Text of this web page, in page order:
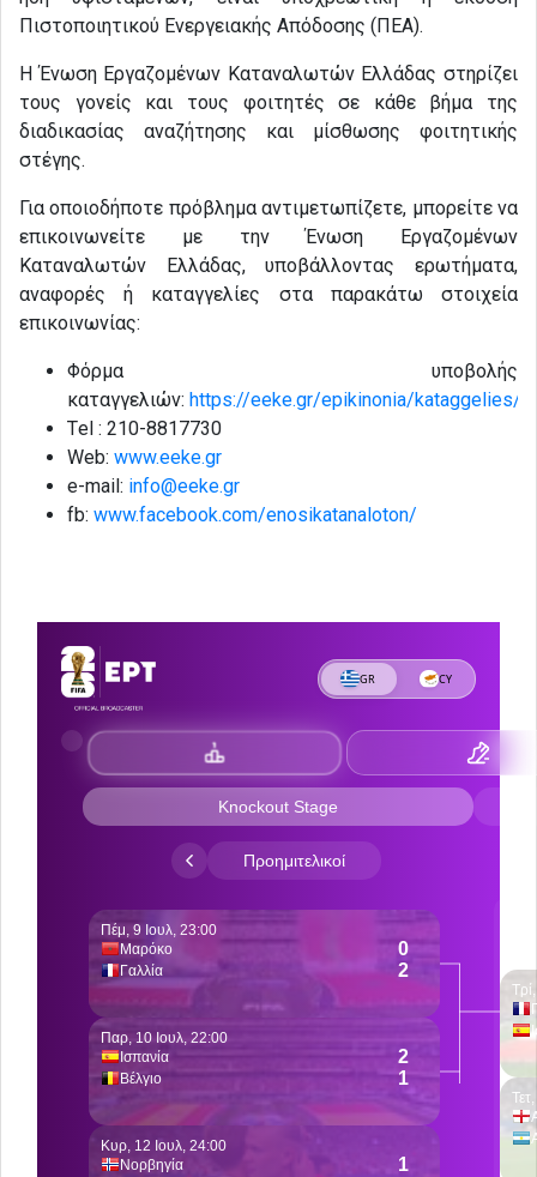
Πιστοποιητικού Ενεργειακής Απόδοσης (ΠΕΑ).
Η Ένωση Εργαζομένων Καταναλωτών Ελλάδας στηρίζει
τους γονείς και τους φοιτητές σε κάθε βήμα της
διαδικασίας αναζήτησης και μίσθωσης φοιτητικής
στέγης.
Για οποιοδήποτε πρόβλημα αντιμετωπίζετε, μπορείτε να
επικοινωνείτε με την Ένωση Εργαζομένων
Καταναλωτών Ελλάδας, υποβάλλοντας ερωτήματα,
αναφορές ή καταγγελίες στα παρακάτω στοιχεία
επικοινωνίας:
Φόρμα υποβολής
καταγγελιών: https://eeke.gr/epikinonia/kataggelies/
Τel : 210-8817730
Web: www.eeke.gr
e-mail: info@eeke.gr
fb: www.facebook.com/enosikatanaloton/